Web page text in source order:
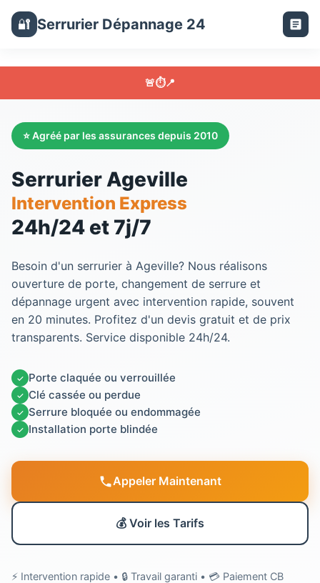
🔐 Serrurier Dépannage 24
🚨⏱️📍
⭐ Agréé par les assurances depuis 2010
Serrurier Ageville
Intervention Express
24h/24 et 7j/7
Besoin d'un serrurier à Ageville? Nous réalisons
ouverture de porte, changement de serrure et
dépannage urgent avec intervention rapide, souvent
en 20 minutes. Profitez d'un devis gratuit et de prix
transparents. Service disponible 24h/24.
✓ Porte claquée ou verrouillée
✓ Clé cassée ou perdue
✓ Serrure bloquée ou endommagée
✓ Installation porte blindée
Appeler Maintenant
💰 Voir les Tarifs
⚡ Intervention rapide • 🔒 Travail garanti • 💳 Paiement CB